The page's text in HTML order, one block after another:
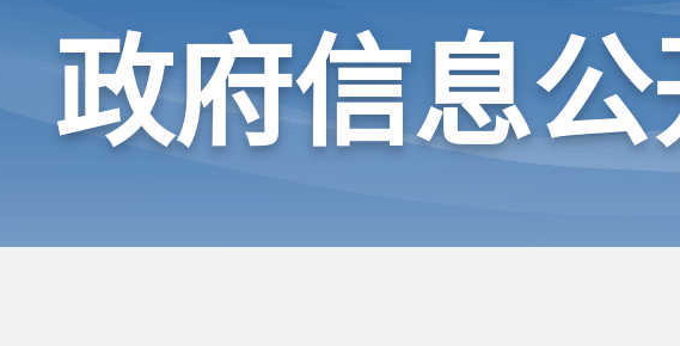
政府信息